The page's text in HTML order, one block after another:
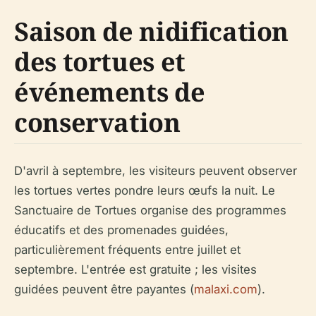
Saison de nidification
des tortues et
événements de
conservation
D'avril à septembre, les visiteurs peuvent observer
les tortues vertes pondre leurs œufs la nuit. Le
Sanctuaire de Tortues organise des programmes
éducatifs et des promenades guidées,
particulièrement fréquents entre juillet et
septembre. L'entrée est gratuite ; les visites
guidées peuvent être payantes (malaxi.com).